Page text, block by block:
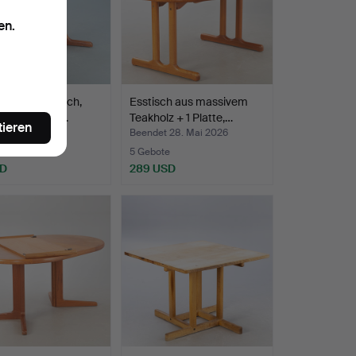
Esstisch,
+ 2 Plat…
28. Mai 2026
Esstisch aus massivem
Teakholz + 1 Platte,…
Beendet 28. Mai 2026
5 Gebote
289 USD